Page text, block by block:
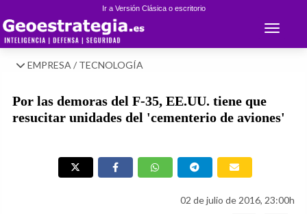
Ir a Versión Clásica o escritorio
Toggle
EMPRESA / TECNOLOGÍA
Por las demoras del F-35, EE.UU. tiene que
resucitar unidades del 'cementerio de aviones'
02 de julio de 2016, 23:00h